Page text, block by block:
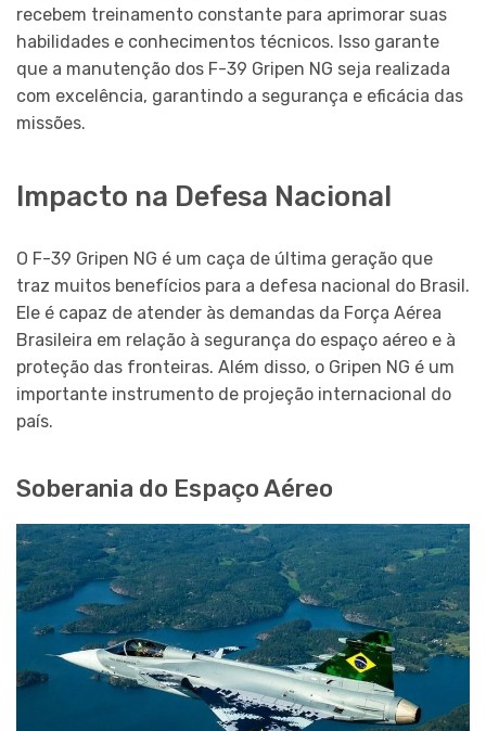
recebem treinamento constante para aprimorar suas
habilidades e conhecimentos técnicos. Isso garante
que a manutenção dos F-39 Gripen NG seja realizada
com excelência, garantindo a segurança e eficácia das
missões.
Impacto na Defesa Nacional
O F-39 Gripen NG é um caça de última geração que
traz muitos benefícios para a defesa nacional do Brasil.
Ele é capaz de atender às demandas da Força Aérea
Brasileira em relação à segurança do espaço aéreo e à
proteção das fronteiras. Além disso, o Gripen NG é um
importante instrumento de projeção internacional do
país.
Soberania do Espaço Aéreo